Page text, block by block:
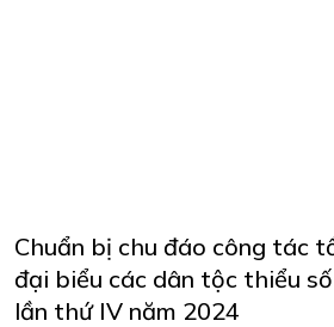
Chuẩn bị chu đáo công tác
đại biểu các dân tộc thiểu
lần thứ IV năm 2024